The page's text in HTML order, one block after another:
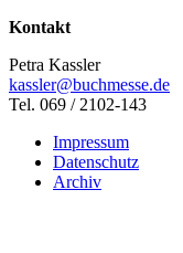
Kontakt
Petra Kassler
kassler@buchmesse.de
Tel. 069 / 2102-143
Impressum
Datenschutz
Archiv